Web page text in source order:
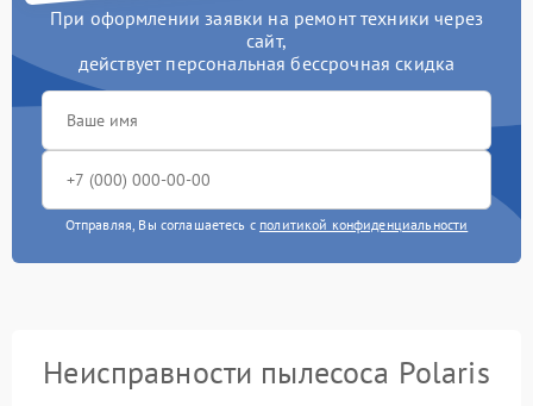
При оформлении заявки на ремонт техники через
сайт,
действует персональная бессрочная скидка
Отправляя, Вы соглашаетесь с политикой конфиденциальности
Неисправности пылесоса Polaris